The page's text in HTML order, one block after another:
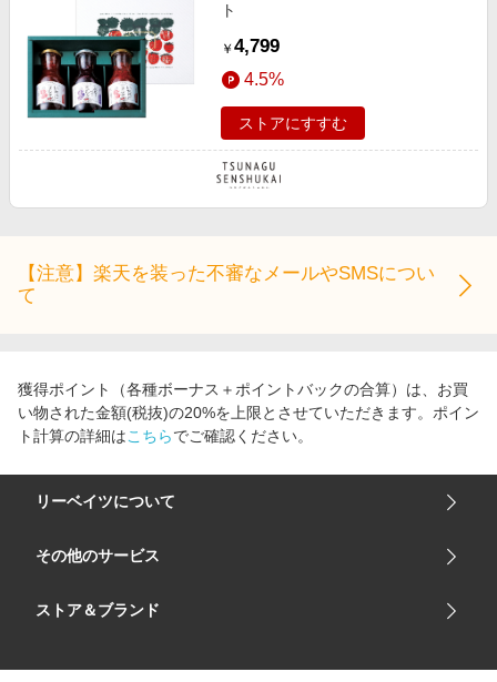
食品・スイーツ・お酒
日用品・キッチン用品
コスメ・健康・医薬品
キッズ・ベビー用品
インテリア・寝具
ペット・花・DIY・車
生活・お役立ち
金融・マネー・保険
ビジネス・その他サービス
初回購入者限定特典
対象ストア新規限定特典
新着ストアのご紹介
楽天サービス特集
わくわく夏特集
Qoo10メガポ
Samsung ボーナスキャンペーン
友達紹介
楽天IDでログイン/会員登録
ト
￥ 4,799
4.5%
ストアにすすむ
【注意】楽天を装った不審なメールやSMSについ
て
獲得ポイント（各種ボーナス＋ポイントバックの合算）は、お買
い物された金額(税抜)の20%を上限とさせていただきます。ポイン
ト計算の詳細はこちらでご確認ください。
リーベイツについて
会社概要
サイトマップ
その他のサービス
楽天市場
ストア＆ブランド